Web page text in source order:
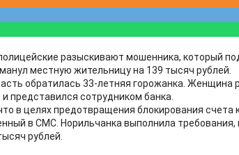
разыскивают мошенника, который
местную жительницу на 139 тысяч рублей.
обратилась 33-летняя горожанка. Женщина
представился сотрудником банка.
в целях предотвращения блокирования
в СМС. Норильчанка выполнила требования,
рублей.